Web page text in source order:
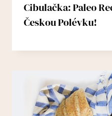
Cibulačka: Paleo
Českou Polévku!